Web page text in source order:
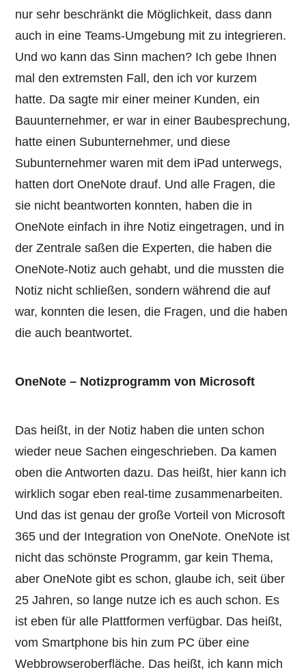
nur sehr beschränkt die Möglichkeit, dass dann
auch in eine Teams-Umgebung mit zu integrieren.
Und wo kann das Sinn machen? Ich gebe Ihnen
mal den extremsten Fall, den ich vor kurzem
hatte. Da sagte mir einer meiner Kunden, ein
Bauunternehmer, er war in einer Baubesprechung,
hatte einen Subunternehmer, und diese
Subunternehmer waren mit dem iPad unterwegs,
hatten dort OneNote drauf. Und alle Fragen, die
sie nicht beantworten konnten, haben die in
OneNote einfach in ihre Notiz eingetragen, und in
der Zentrale saßen die Experten, die haben die
OneNote-Notiz auch gehabt, und die mussten die
Notiz nicht schließen, sondern während die auf
war, konnten die lesen, die Fragen, und die haben
die auch beantwortet.
OneNote – Notizprogramm von Microsoft
Das heißt, in der Notiz haben die unten schon
wieder neue Sachen eingeschrieben. Da kamen
oben die Antworten dazu. Das heißt, hier kann ich
wirklich sogar eben real-time zusammenarbeiten.
Und das ist genau der große Vorteil von Microsoft
365 und der Integration von OneNote. OneNote ist
nicht das schönste Programm, gar kein Thema,
aber OneNote gibt es schon, glaube ich, seit über
25 Jahren, so lange nutze ich es auch schon. Es
ist eben für alle Plattformen verfügbar. Das heißt,
vom Smartphone bis hin zum PC über eine
Webbrowseroberfläche. Das heißt, ich kann mich